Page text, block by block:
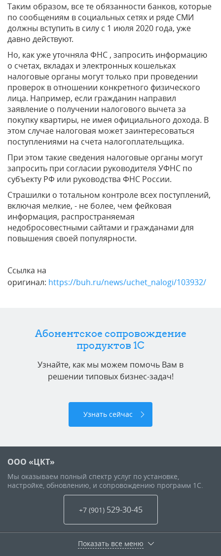
Таким образом, все те обязанности банков, которые
по сообщениям в социальных сетях и ряде СМИ
должны вступить в силу с 1 июля 2020 года, уже
давно действуют.
Но, как уже уточняла ФНС , запросить информацию
о счетах, вкладах и электронных кошельках
налоговые органы могут только при проведении
проверок в отношении конкретного физического
лица. Например, если гражданин направил
заявление о получении налогового вычета за
покупку квартиры, не имея официального дохода. В
этом случае налоговая может заинтересоваться
поступлениями на счета налогоплательщика.
При этом такие сведения налоговые органы могут
запросить при согласии руководителя УФНС по
субъекту РФ или руководства ФНС России.
Страшилки о тотальном контроле всех поступлений,
включая мелкие, - не более, чем фейковая
информация, распространяемая
недобросовестными сайтами и гражданами для
повышения своей популярности.
Ссылка на
оригинал: https://buh.ru/news/uchet_nalogi/103932/
Абонентское сопровождение
продуктов 1C
Узнайте, как мы можем помочь Вам в
решении типовых бизнес-задач!
Узнать сейчас
ООО «ЦКТ»
Мы оказываем полный спектр услуг по установке,
настройке, обновлению, и сопровождению программ 1С.
+7 (901) 529-30-45
Показать все меню